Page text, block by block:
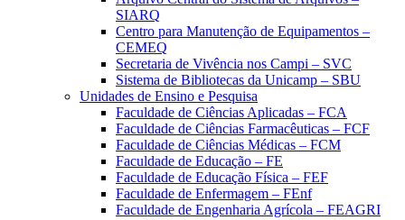
SIARQ
Centro para Manutenção de Equipamentos –
CEMEQ
Secretaria de Vivência nos Campi – SVC
Sistema de Bibliotecas da Unicamp – SBU
Unidades de Ensino e Pesquisa
Faculdade de Ciências Aplicadas – FCA
Faculdade de Ciências Farmacêuticas – FCF
Faculdade de Ciências Médicas – FCM
Faculdade de Educação – FE
Faculdade de Educação Física – FEF
Faculdade de Enfermagem – FEnf
Faculdade de Engenharia Agrícola – FEAGRI